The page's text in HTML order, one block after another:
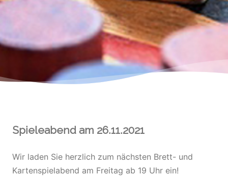
Spieleabend am 26.11.2021
Wir laden Sie herzlich zum nächsten Brett- und
Kartenspielabend am Freitag ab 19 Uhr ein!